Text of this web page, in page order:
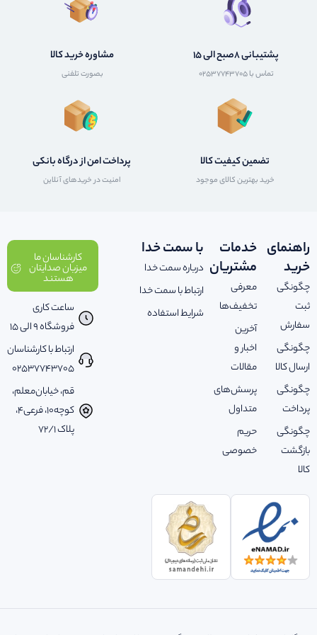
پشتیبانی 8صبح الی 15
تماس با 02537743705
مشاوره خرید کالا
بصورت تلفنی
تضمین کیفیت کالا
خرید بهترین کالای موجود
پرداخت امن از درگاه بانکی
امنیت در خریدهای آنلاین
راهنمای
خرید
چگونگی
ثبت
سفارش
چگونگی
ارسال کالا
چگونگی
پرداخت
چگونگی
بازگشت
کالا
خدمات
مشتریان
معرفی
تخفیف‌ها
آخرین
اخبار و
مقالات
پرسش‌های
متداول
حریم
خصوصی
با سمت خدا
درباره سمت خدا
ارتباط با سمت خدا
شرایط استفاده
کارشناسان ما
میزبان صدایتان
هستند
ساعت کاری
فروشگاه 9 الی 15
ارتباط با کارشناسان
02537743705
قم، خیابان‌معلم،
کوچه‌10، فرعی‌4،
پلاک ‌72/1